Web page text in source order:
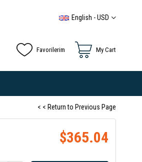
English - USD
My Cart
Favorilerim
< < Return to Previous Page
$365.04